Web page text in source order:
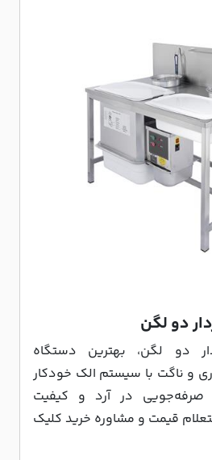
دو لگن
دو لگن، بهترین دستگاه
و ناگت با سیستم الک خودکار
صرفه‌جویی در آرد و کیفیت
قیمت و مشاوره خرید کلیک